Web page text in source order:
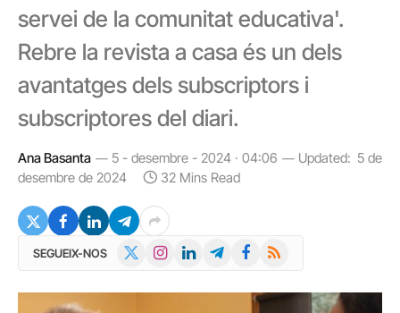
servei de la comunitat educativa'.
Rebre la revista a casa és un dels
avantatges dels subscriptors i
subscriptores del diari.
Ana Basanta 5 - desembre - 2024 · 04:06 Updated: 5 de
desembre de 2024
32 Mins Read
SEGUEIX-NOS InstagramLinkedInTelegramFacebook
RSS